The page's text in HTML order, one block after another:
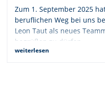
Zum 1. September 2025
beruflichen Weg bei uns
Leon Taut als neues
begrüßen zu dürfen.
weiterlesen